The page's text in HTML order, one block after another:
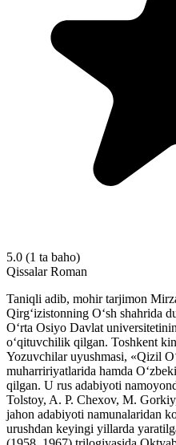
5.0 (1 ta baho)
Qissalar Roman
Taniqli adib, mohir tarjimon
Qirg‘izistonning O‘sh shahrida
O‘rta Osiyo Davlat
o‘qituvchilik qilgan. Toshkent
Yozuvchilar uyushmasi, «Qizil
muharririyatlarida hamda
qilgan. U rus adabiyoti
Tolstoy, A. P. Chexov, M.
jahon adabiyoti namunalaridan
urushdan keyingi yillarda